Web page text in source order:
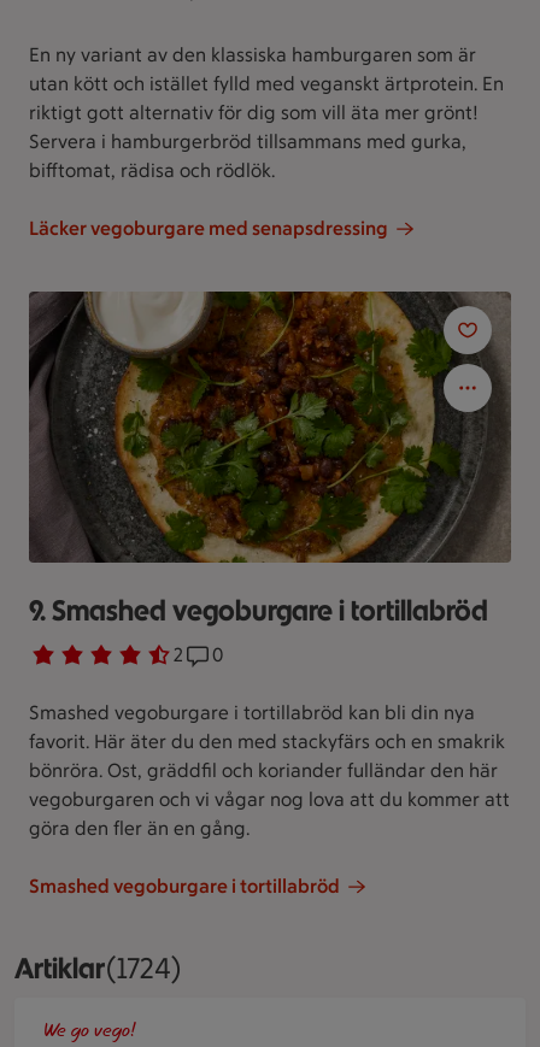
En ny variant av den klassiska hamburgaren som är
utan kött och istället fylld med veganskt ärtprotein. En
riktigt gott alternativ för dig som vill äta mer grönt!
Servera i hamburgerbröd tillsammans med gurka,
bifftomat, rädisa och rödlök.
Läcker vegoburgare med senapsdressing
9. Smashed vegoburgare i tortillabröd
Betyg 4.5 av 5. 2
2 personer har röstatReceptet har 0 kommentarer
0
Smashed vegoburgare i tortillabröd kan bli din nya
favorit. Här äter du den med stackyfärs och en smakrik
bönröra. Ost, gräddfil och koriander fulländar den här
vegoburgaren och vi vågar nog lova att du kommer att
göra den fler än en gång.
Smashed vegoburgare i tortillabröd
ArtiklarVisar 1724 stycken
(1724)
We go vego!